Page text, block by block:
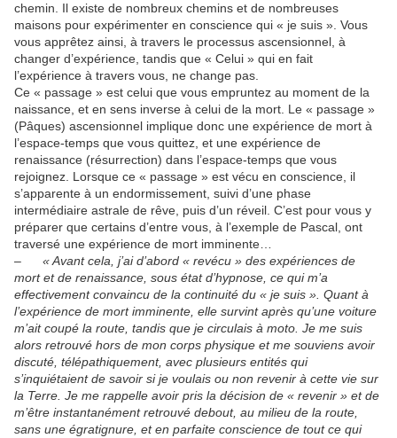
chemin. Il existe de nombreux chemins et de nombreuses
maisons pour expérimenter en conscience qui « je suis ». Vous
vous apprêtez ainsi, à travers le processus ascensionnel, à
changer d’expérience, tandis que « Celui » qui en fait
l’expérience à travers vous, ne change pas.
Ce « passage » est celui que vous empruntez au moment de la
naissance, et en sens inverse à celui de la mort. Le « passage »
(Pâques) ascensionnel implique donc une expérience de mort à
l’espace-temps que vous quittez, et une expérience de
renaissance (résurrection) dans l’espace-temps que vous
rejoignez. Lorsque ce « passage » est vécu en conscience, il
s’apparente à un endormissement, suivi d’une phase
intermédiaire astrale de rêve, puis d’un réveil. C’est pour vous y
préparer que certains d’entre vous, à l’exemple de Pascal, ont
traversé une expérience de mort imminente…
– « Avant cela, j’ai d’abord « revécu » des expériences de
mort et de renaissance, sous état d’hypnose, ce qui m’a
effectivement convaincu de la continuité du « je suis ». Quant à
l’expérience de mort imminente, elle survint après qu’une voiture
m’ait coupé la route, tandis que je circulais à moto. Je me suis
alors retrouvé hors de mon corps physique et me souviens avoir
discuté, télépathiquement, avec plusieurs entités qui
s’inquiétaient de savoir si je voulais ou non revenir à cette vie sur
la Terre. Je me rappelle avoir pris la décision de « revenir » et de
m’être instantanément retrouvé debout, au milieu de la route,
sans une égratignure, et en parfaite conscience de tout ce qui